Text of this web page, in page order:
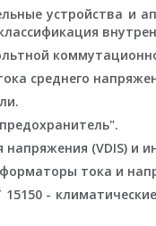
устройства
среднего
(VDIS) и
тока и
-